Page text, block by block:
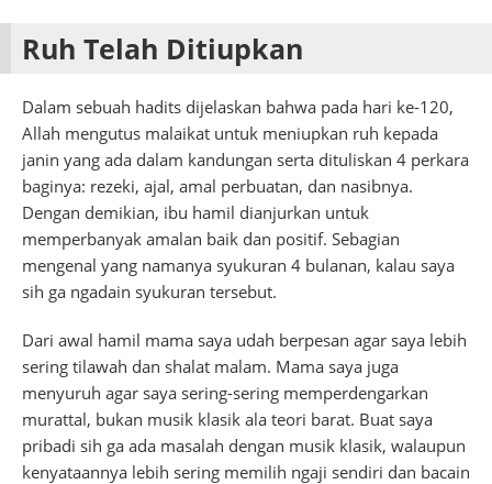
Ruh Telah Ditiupkan
Dalam sebuah hadits dijelaskan bahwa pada hari ke-120,
Allah mengutus malaikat untuk meniupkan ruh kepada
janin yang ada dalam kandungan serta dituliskan 4 perkara
baginya: rezeki, ajal, amal perbuatan, dan nasibnya.
Dengan demikian, ibu hamil dianjurkan untuk
memperbanyak amalan baik dan positif. Sebagian
mengenal yang namanya syukuran 4 bulanan, kalau saya
sih ga ngadain syukuran tersebut.
Dari awal hamil mama saya udah berpesan agar saya lebih
sering tilawah dan shalat malam. Mama saya juga
menyuruh agar saya sering-sering memperdengarkan
murattal, bukan musik klasik ala teori barat. Buat saya
pribadi sih ga ada masalah dengan musik klasik, walaupun
kenyataannya lebih sering memilih ngaji sendiri dan bacain